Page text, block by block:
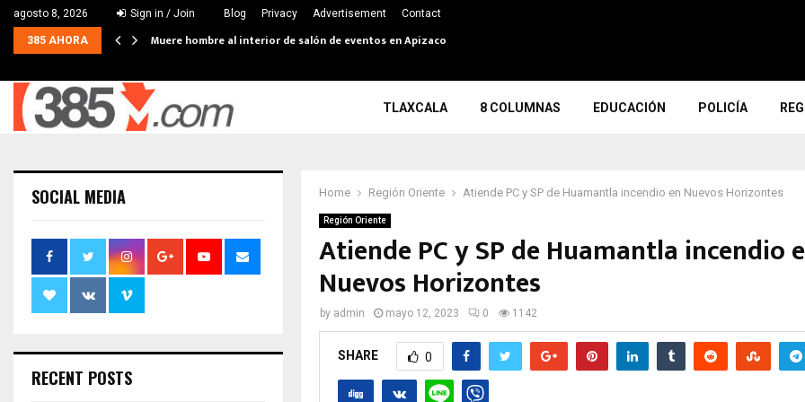
agosto 8, 2026 Sign in / Join Blog Privacy Advertisement Contact
385 AHORA Muere hombre al interior de salón de eventos en Apizaco
TLAXCALA 8 COLUMNAS EDUCACIÓN POLICÍA
Home Región Oriente Atiende PC y SP de Huamantla incendio en Nuevos Horizontes
Región Oriente
Atiende PC y SP de Huamantla incendio
Nuevos Horizontes
by admin mayo 12, 2023 0 1142
SHARE 0
SOCIAL MEDIA
RECENT POSTS